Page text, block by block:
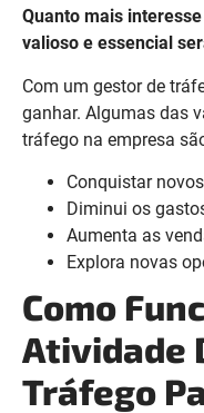
Quanto mais
valioso e essencial
Com um gestor de
ganhar. Algumas das
tráfego na empresa
Conquistar
Diminui os
Aumenta as
Explora novas
Como
Atividade
Tráfego